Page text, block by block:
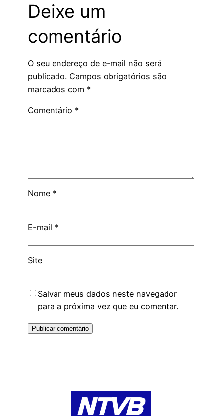
Deixe um
comentário
O seu endereço de e-mail não será
publicado. Campos obrigatórios são
marcados com *
Comentário *
Nome *
E-mail *
Site
Salvar meus dados neste navegador
para a próxima vez que eu comentar.